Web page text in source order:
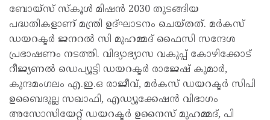
ബോയ്സ് സ്കൂൾ മിഷൻ 2030 തുടങ്ങിയ
പദ്ധതികളാണ് മന്ത്രി ഉദ്ഘാടനം ചെയ്തത്. മർകസ്
ഡയറക്ടർ ജനറൽ സി മുഹമ്മദ് ഫൈസി സന്ദേശ
പ്രഭാഷണം നടത്തി. വിദ്യാഭ്യാസ വകുപ്പ് കോഴിക്കോട്
റീജ്യണൽ ഡെപ്യൂട്ടി ഡയറക്ടർ രാജേഷ് കുമാർ,
കുന്ദമംഗലം എ.ഇ.ഒ രാജീവ്, മർകസ് ഡയറക്ടർ സിപി
ഉബൈദുല്ല സഖാഫി, എഡ്യൂക്കേഷൻ വിഭാഗം
അസോസിയേറ്റ് ഡയറക്ടർ ഉനൈസ് മുഹമ്മദ്, പി